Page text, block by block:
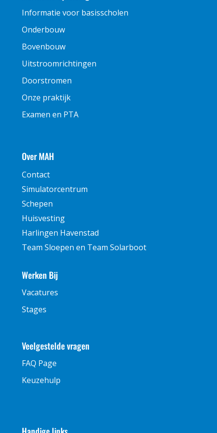
Informatie voor basisscholen
Onderbouw
Bovenbouw
Uitstroomrichtingen
Doorstromen
Onze praktijk
Examen en PTA
Over MAH
Contact
Simulatorcentrum
Schepen
Huisvesting
Harlingen Havenstad
Team Sloepen en Team Solarboot
Werken Bij
Vacatures
Stages
Veelgestelde vragen
FAQ Page
Keuzehulp